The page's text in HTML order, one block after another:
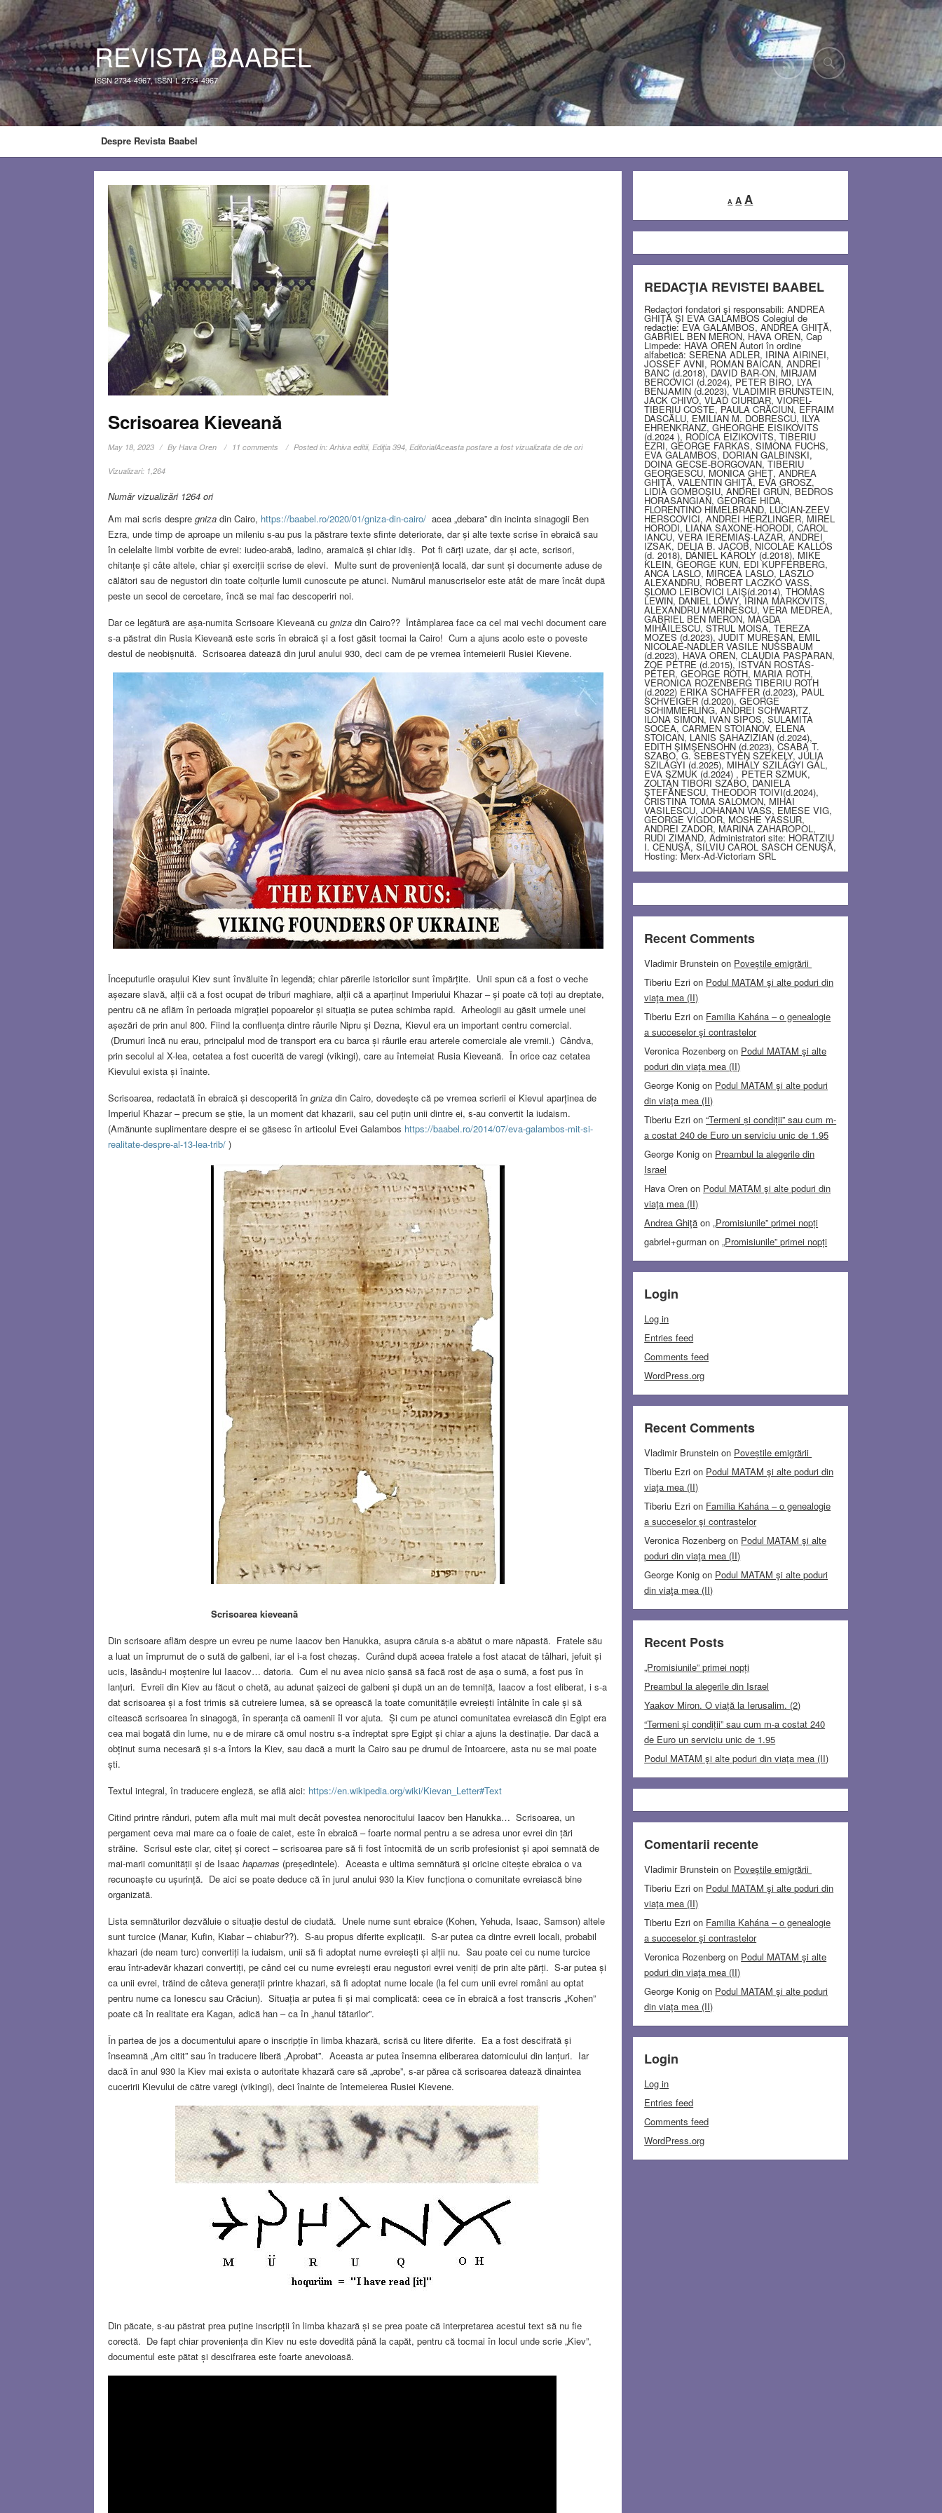
REVISTA BAABEL
ISSN 2734-4967, ISSN-L 2734-4967
Despre Revista Baabel
Scrisoarea Kieveană
May 18, 2023 ByHava Oren 11 comments Posted in:Arhiva editii,Ediţia 394,EditorialAceasta postare a fost vizualizata de de ori
Vizualizari: 1,264
Număr vizualizări 1264 ori
Am mai scris despregniza din Cairo, https://baabel.ro/2020/01/gniza-din-cairo/ acea „debara” din incinta sinagogii Ben
Ezra, unde timp de aproape un mileniu s-au pus la păstrare texte sfinte deteriorate, dar și alte texte scrise în ebraică sau
în celelalte limbi vorbite de evrei: iudeo-arabă, ladino, aramaică și chiar idiș. Pot fi cărți uzate, dar și acte, scrisori,
chitanțe și câte altele, chiar și exerciții scrise de elevi. Multe sunt de proveniență locală, dar sunt și documente aduse de
călători sau de negustori din toate colțurile lumii cunoscute pe atunci. Numărul manuscriselor este atât de mare încât după
peste un secol de cercetare, încă se mai fac descoperiri noi.
Dar ce legătură are așa-numita Scrisoare Kieveană cugniza din Cairo?? Întâmplarea face ca cel mai vechi document care
s-a păstrat din Rusia Kieveană este scris în ebraică și a fost găsit tocmai la Cairo! Cum a ajuns acolo este o poveste
destul de neobișnuită. Scrisoarea datează din jurul anului 930, deci cam de pe vremea întemeierii Rusiei Kievene.
Începuturile orașului Kiev sunt învăluite în legendă; chiar părerile istoricilor sunt împărțite. Unii spun că a fost o veche
așezare slavă, alții că a fost ocupat de triburi maghiare, alții că a aparținut Imperiului Khazar – și poate că toți au dreptate,
pentru că ne aflăm în perioada migrației popoarelor și situația se putea schimba rapid. Arheologii au găsit urmele unei
așezări de prin anul 800. Fiind la confluența dintre râurile Nipru și Dezna, Kievul era un important centru comercial.
(Drumuri încă nu erau, principalul mod de transport era cu barca și râurile erau arterele comerciale ale vremii.) Cândva,
prin secolul al X-lea, cetatea a fost cucerită de varegi (vikingi), care au întemeiat Rusia Kieveană. În orice caz cetatea
Kievului exista și înainte.
Scrisoarea, redactată în ebraică și descoperită îngniza din Cairo, dovedește că pe vremea scrierii ei Kievul aparținea de
Imperiul Khazar – precum se știe, la un moment dat khazarii, sau cel puțin unii dintre ei, s-au convertit la iudaism.
(Amănunte suplimentare despre ei se găsesc în articolul Evei Galambos https://baabel.ro/2014/07/eva-galambos-mit-si-
realitate-despre-al-13-lea-trib/ )
Scrisoarea kieveană
Din scrisoare aflăm despre un evreu pe nume Iaacov ben Hanukka, asupra căruia s-a abătut o mare năpastă. Fratele său
a luat un împrumut de o sută de galbeni, iar el i-a fost chezaș. Curând după aceea fratele a fost atacat de tâlhari, jefuit și
ucis, lăsându-i moștenire lui Iaacov… datoria. Cum el nu avea nicio șansă să facă rost de așa o sumă, a fost pus în
lanțuri. Evreii din Kiev au făcut o chetă, au adunat șaizeci de galbeni și după un an de temniță, Iaacov a fost eliberat, i s-a
dat scrisoarea și a fost trimis să cutreiere lumea, să se oprească la toate comunitățile evreiești întâlnite în cale și să
citească scrisoarea în sinagogă, în speranța că oamenii îl vor ajuta. Și cum pe atunci comunitatea evreiască din Egipt era
cea mai bogată din lume, nu e de mirare că omul nostru s-a îndreptat spre Egipt și chiar a ajuns la destinație. Dar dacă a
obținut suma necesară și s-a întors la Kiev, sau dacă a murit la Cairo sau pe drumul de întoarcere, asta nu se mai poate
ști.
Textul integral, în traducere engleză, se află aici: https://en.wikipedia.org/wiki/Kievan_Letter#Text
Citind printre rânduri, putem afla mult mai mult decât povestea nenorocitului Iaacov ben Hanukka… Scrisoarea, un
pergament ceva mai mare ca o foaie de caiet, este în ebraică – foarte normal pentru a se adresa unor evrei din țări
străine. Scrisul este clar, citeț și corect – scrisoarea pare să fi fost întocmită de un scrib profesionist și apoi semnată de
mai-marii comunității și de Isaachaparnas (președintele). Aceasta e ultima semnătură și oricine citește ebraica o va
recunoaște cu ușurință. De aici se poate deduce că în jurul anului 930 la Kiev funcționa o comunitate evreiască bine
organizată.
Lista semnăturilor dezvăluie o situație destul de ciudată. Unele nume sunt ebraice (Kohen, Yehuda, Isaac, Samson) altele
sunt turcice (Manar, Kufin, Kiabar – chiabur??). S-au propus diferite explicații. S-ar putea ca dintre evreii locali, probabil
khazari (de neam turc) convertiți la iudaism, unii să fi adoptat nume evreiești și alții nu. Sau poate cei cu nume turcice
erau într-adevăr khazari convertiți, pe când cei cu nume evreiești erau negustori evrei veniți de prin alte părți. S-ar putea și
ca unii evrei, trăind de câteva generații printre khazari, să fi adoptat nume locale (la fel cum unii evrei români au optat
pentru nume ca Ionescu sau Crăciun). Situația ar putea fi și mai complicată: ceea ce în ebraică a fost transcris „Kohen”
poate că în realitate era Kagan, adică han – ca în „hanul tătarilor”.
În partea de jos a documentului apare o inscripție în limba khazară, scrisă cu litere diferite. Ea a fost descifrată și
înseamnă „Am citit” sau în traducere liberă „Aprobat”. Aceasta ar putea însemna eliberarea datornicului din lanțuri. Iar
dacă în anul 930 la Kiev mai exista o autoritate khazară care să „aprobe”, s-ar părea că scrisoarea datează dinaintea
cuceririi Kievului de către varegi (vikingi), deci înainte de întemeierea Rusiei Kievene.
Din păcate, s-au păstrat prea puține inscripții în limba khazară și se prea poate că interpretarea acestui text să nu fie
corectă. De fapt chiar proveniența din Kiev nu este dovedită până la capăt, pentru că tocmai în locul unde scrie „Kiev”,
documentul este pătat și descifrarea este foarte anevoioasă.
A
Decrease
font
A Reset
AIncrease
font
REDACŢIA REVISTEI BAABEL
Redactori fondatori şi responsabili: ANDREA
GHIŢĂ ŞI EVA GALAMBOS Colegiul de
redacţie: EVA GALAMBOS, ANDREA GHIŢĂ,
GABRIEL BEN MERON, HAVA OREN, Cap
Limpede: HAVA OREN Autori în ordine
alfabetică: SERENA ADLER, IRINA AIRINEI,
JOSSEF AVNI, ROMAN BAICAN, ANDREI
BANC (d.2018), DAVID BAR-ON, MIRJAM
BERCOVICI (d.2024), PETER BIRO, LYA
BENJAMIN (d.2023), VLADIMIR BRUNSTEIN,
JACK CHIVO, VLAD CIURDAR, VIOREL-
TIBERIU COSTE, PAULA CRĂCIUN, EFRAIM
DASCĂLU, EMILIAN M. DOBRESCU, ILYA
EHRENKRANZ, GHEORGHE EISIKOVITS
(d.2024 ), RODICA EIZIKOVITS, TIBERIU
EZRI, GEORGE FARKAS, SIMONA FUCHS,
EVA GALAMBOS, DORIAN GALBINSKI,
DOINA GECSE-BORGOVAN, TIBERIU
GEORGESCU, MONICA GHEŢ, ANDREA
GHIŢĂ, VALENTIN GHIŢĂ, EVA GROSZ,
LIDIA GOMBOŞIU, ANDREI GRÜN, BEDROS
HORASANGIAN, GEORGE HIDA,
FLORENTINO HIMELBRAND, LUCIAN-ZEEV
HERSCOVICI, ANDREI HERZLINGER, MIREL
HORODI, LIANA SAXONE-HORODI, CAROL
IANCU, VERA IEREMIAŞ-LAZAR, ANDREI
IZSAK, DELIA B. JACOB, NICOLAE KALLÓS
(d. 2018), DÁNIEL KÁROLY (d.2018), MIKE
KLEIN, GEORGE KUN, EDI KUPFERBERG,
ANCA LASLO, MIRCEA LASLO, LASZLO
ALEXANDRU, RÓBERT LACZKÓ VASS,
ŞLOMO LEIBOVICI LAIŞ(d.2014), THOMAS
LEWIN, DANIEL LŐWY, IRINA MARKOVITS,
ALEXANDRU MARINESCU, VERA MEDREA,
GABRIEL BEN MERON, MAGDA
MIHĂILESCU, STRUL MOISA, TEREZA
MOZES (d.2023), JUDIT MUREŞAN, EMIL
NICOLAE-NADLER VASILE NUSSBAUM
(d.2023), HAVA OREN, CLAUDIA PASPARAN,
ZOE PETRE (d.2015), ISTVÁN ROSTÁS-
PÉTER, GEORGE ROTH, MARIA ROTH,
VERONICA ROZENBERG TIBERIU ROTH
(d.2022) ERIKA SCHAFFER (d.2023), PAUL
SCHVEIGER (d.2020), GEORGE
SCHIMMERLING, ANDREI SCHWARTZ,
ILONA SIMON, IVAN SIPOS, SULAMITA
SOCEA, CARMEN STOIANOV, ELENA
STOICAN, LANIS ŞAHAZIZIAN (d.2024),
EDITH ŞIMŞENSOHN (d.2023), CSABA T.
SZABO, G. SEBESTYEN SZEKELY, JÚLIA
SZILÁGYI (d.2025), MIHÁLY SZILÁGYI GÁL,
EVA SZMUK (d.2024) , PETER SZMUK,
ZOLTÁN TIBORI SZABO, DANIELA
ŞTEFĂNESCU, THEODOR TOIVI(d.2024),
CRISTINA TOMA SALOMON, MIHAI
VASILESCU, JOHANAN VASS, EMESE VIG,
GEORGE VIGDOR, MOSHE YASSUR,
ANDREI ZADOR, MARINA ZAHAROPOL,
RUDI ZIMAND, Administratori site: HORATZIU
I. CENUŞĂ, SILVIU CAROL SASCH CENUŞĂ,
Hosting: Merx-Ad-Victoriam SRL
Recent Comments
Vladimir Brunstein on Poveștile emigrării
Tiberiu Ezri on Podul MATAM şi alte poduri din
viaţa mea (II)
Tiberiu Ezri on Familia Kahána – o genealogie
a succeselor şi contrastelor
Veronica Rozenberg on Podul MATAM şi alte
poduri din viaţa mea (II)
George Konig on Podul MATAM şi alte poduri
din viaţa mea (II)
Tiberiu Ezri on“Termeni și condiții” sau cum m-
a costat 240 de Euro un serviciu unic de 1.95
George Konig on Preambul la alegerile din
Israel
Hava Oren on Podul MATAM şi alte poduri din
viaţa mea (II)
Andrea Ghiţă on„Promisiunile” primei nopți
gabriel+gurman on„Promisiunile” primei nopți
Login
Log in
Entries feed
Comments feed
WordPress.org
Recent Comments
Vladimir Brunstein on Poveștile emigrării
Tiberiu Ezri on Podul MATAM şi alte poduri din
viaţa mea (II)
Tiberiu Ezri on Familia Kahána – o genealogie
a succeselor şi contrastelor
Veronica Rozenberg on Podul MATAM şi alte
poduri din viaţa mea (II)
George Konig on Podul MATAM şi alte poduri
din viaţa mea (II)
Recent Posts
„Promisiunile” primei nopți
Preambul la alegerile din Israel
Yaakov Miron. O viață la Ierusalim. (2)
“Termeni și condiții” sau cum m-a costat 240
de Euro un serviciu unic de 1.95
Podul MATAM şi alte poduri din viaţa mea (II)
Comentarii recente
Vladimir Brunstein on Poveștile emigrării
Tiberiu Ezri on Podul MATAM şi alte poduri din
viaţa mea (II)
Tiberiu Ezri on Familia Kahána – o genealogie
a succeselor şi contrastelor
Veronica Rozenberg on Podul MATAM şi alte
poduri din viaţa mea (II)
George Konig on Podul MATAM şi alte poduri
din viaţa mea (II)
Login
Log in
Entries feed
Comments feed
WordPress.org